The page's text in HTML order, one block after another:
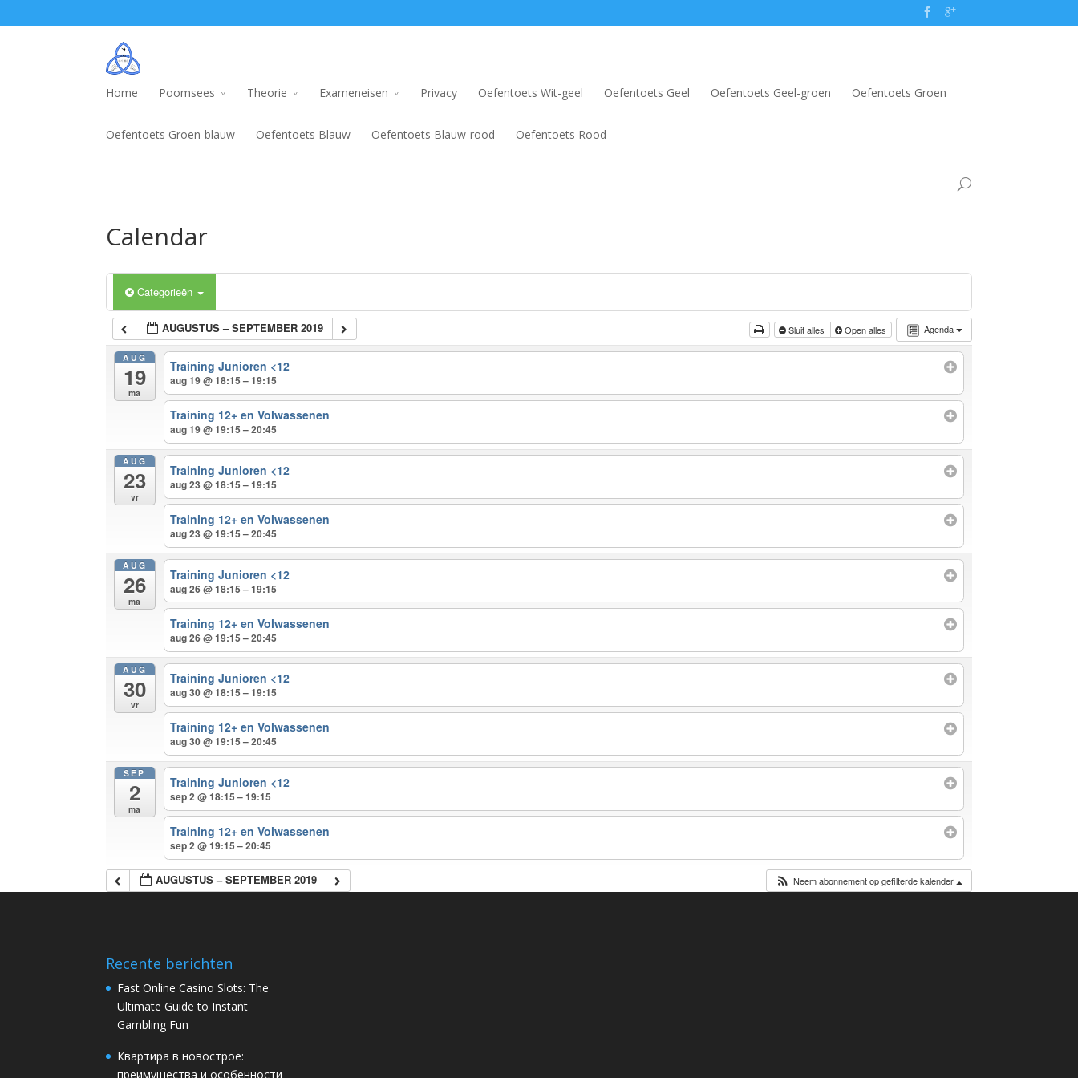
Home Poomsees Theorie Exameneisen Privacy Oefentoets Wit-geel Oefentoets Geel Oefentoets Geel-groen Oefentoets Groen
Oefentoets Groen-blauw Oefentoets Blauw Oefentoets Blauw-rood Oefentoets Rood
Calendar
Categorieën
Agenda
AUGUSTUS – SEPTEMBER 2019 Sluit alles Open alles
AUG
19
ma
Training Junioren <12
aug 19 @ 18:15 – 19:15
Training 12+ en Volwassenen
aug 19 @ 19:15 – 20:45
AUG
23
vr
Training Junioren <12
aug 23 @ 18:15 – 19:15
Training 12+ en Volwassenen
aug 23 @ 19:15 – 20:45
AUG
26
ma
Training Junioren <12
aug 26 @ 18:15 – 19:15
Training 12+ en Volwassenen
aug 26 @ 19:15 – 20:45
AUG
30
vr
Training Junioren <12
aug 30 @ 18:15 – 19:15
Training 12+ en Volwassenen
aug 30 @ 19:15 – 20:45
SEP
2
ma
Training Junioren <12
sep 2 @ 18:15 – 19:15
Training 12+ en Volwassenen
sep 2 @ 19:15 – 20:45
AUGUSTUS – SEPTEMBER 2019 Neem abonnement op gefilterde kalender
Recente berichten
Fast Online Casino Slots: The
Ultimate Guide to Instant
Gambling Fun
Квартира в новострое:
преимущества и особенности